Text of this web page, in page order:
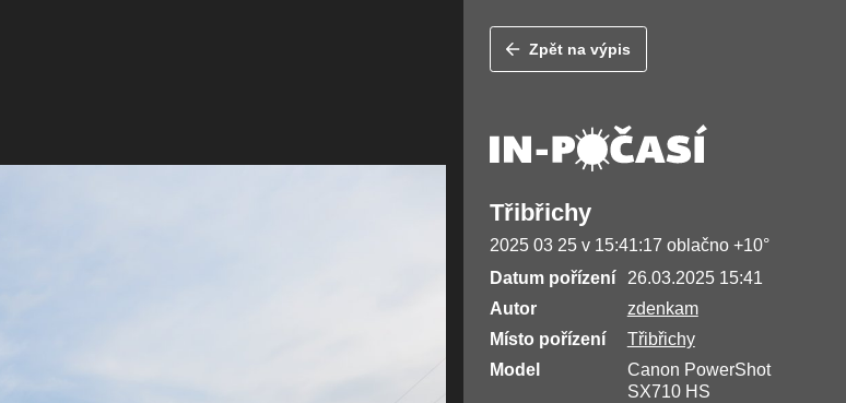
Zpět na výpis
Třibřichy
2025 03 25 v 15:41:17 oblačno +10°
Datum pořízení
26.03.2025 15:41
Autor
zdenkam
Místo pořízení
Třibřichy
Model
Canon PowerShot
SX710 HS